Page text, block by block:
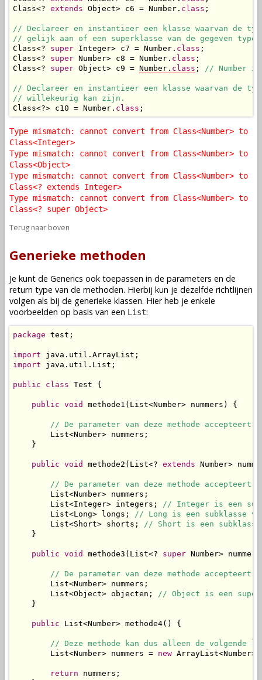
Class<? extends Object> c6 = Number. class ;
// Declareer en instantieer een klasse waarvan de
// gelijk aan of een superklasse van de gegeven
Class<? super Integer> c7 = Number. class ;
Class<? super Number> c8 = Number. class ;
Class<? super Object> c9 = Number. class ; // Number
// Declareer en instantieer een klasse waarvan de
// willekeurig kan zijn.
Class<?> c10 = Number. class ;
Type mismatch: cannot convert from Class<Number> to
Class<Integer>
Type mismatch: cannot convert from Class<Number> to
Class<Object>
Type mismatch: cannot convert from Class<Number> to
Class<? extends Integer>
Type mismatch: cannot convert from Class<Number> to
Class<? super Object>
Terug naar boven
Generieke methoden
Je kunt de Generics ook toepassen in de parameters en de
return type van de methoden. Hierbij kun je dezelfde richtlijnen
volgen als bij de generieke klassen. Hier heb je enkele
voorbeelden op basis van een List:
package test;
import
import java.util.List;
public class Test {
public void methode1(List<Number> nummers) {
// De parameter van deze methode
        List<Number> nummers;
    }
public void methode2(List<? extends Number>
// De parameter van deze methode
        List<Number> nummers;
        List<Integer> integers;
// Integer is een
        List<Long> longs;
// Long is een subklasse
        List<Short> shorts;
// Short is een subklasse
    }
public void methode3(List<? super Number>
// De parameter van deze methode
        List<Number> nummers;
        List<Object> objecten;
// Object is een
    }
public List<Number> methode4() {
// Deze methode kan dus alleen de volgende
        List<Number> nummers =
new
return nummers;